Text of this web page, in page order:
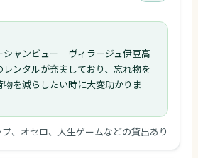
シャンビュー ヴィラージュ伊豆高
ンタルが充実しており、忘れ物を
物を減らしたい時に大変助かりま
、オセロ、人生ゲームなどの貸出あり